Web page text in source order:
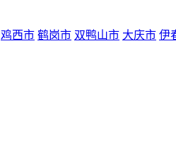
鸡西市 鹤岗市 双鸭山市 大庆市 伊